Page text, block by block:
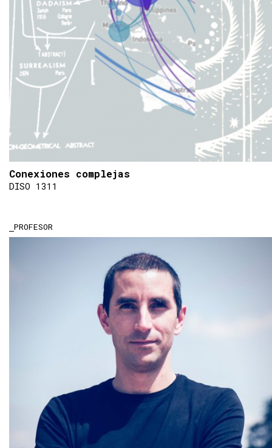
Conexiones complejas
DISO 1311
PROFESOR